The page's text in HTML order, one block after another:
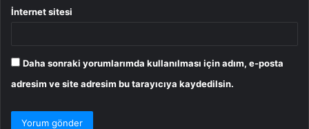
İnternet sitesi
Daha sonraki yorumlarımda kullanılması için adım, e-posta
adresim ve site adresim bu tarayıcıya kaydedilsin.